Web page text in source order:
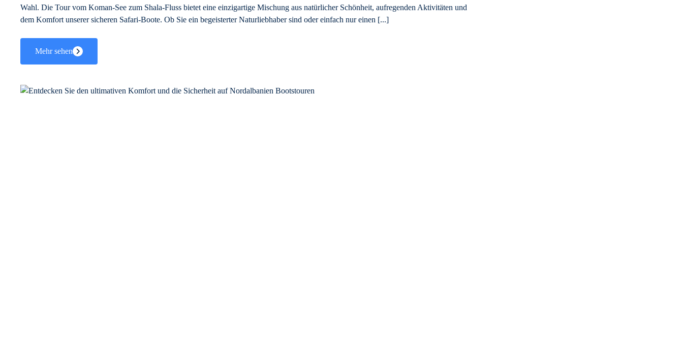
Wahl. Die Tour vom Koman-See zum Shala-Fluss bietet eine einzigartige Mischung aus natürlicher Schönheit, aufregenden Aktivitäten und
dem Komfort unserer sicheren Safari-Boote. Ob Sie ein begeisterter Naturliebhaber sind oder einfach nur einen [...]
Mehr sehen